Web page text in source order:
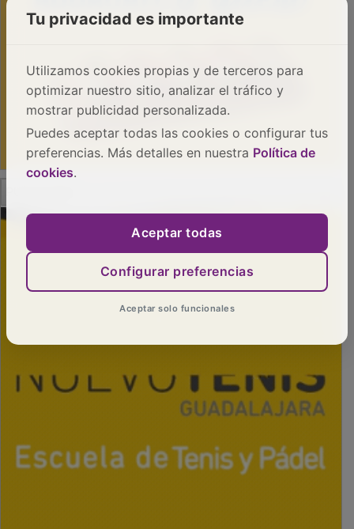
PUBLICIDAD
Tu privacidad es importante
Utilizamos cookies propias y de terceros para
optimizar nuestro sitio, analizar el tráfico y
mostrar publicidad personalizada.
Puedes aceptar todas las cookies o configurar tus
preferencias. Más detalles en nuestra Política de
cookies.
Aceptar todas
Configurar preferencias
Aceptar solo funcionales